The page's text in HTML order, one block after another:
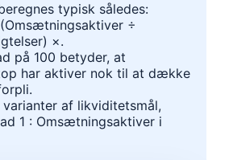
typisk således:
÷
×.
på 100 betyder, at
har aktiver nok til at dække
af likviditetsmål,
1 : Omsætningsaktiver i